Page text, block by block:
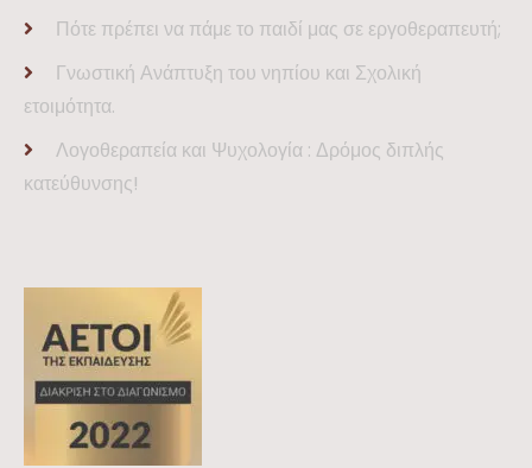
Πότε πρέπει να πάμε το παιδί μας σε εργοθεραπευτή;
Γνωστική Ανάπτυξη του νηπίου και Σχολική
ετοιμότητα.
Λογοθεραπεία και Ψυχολογία : Δρόμος διπλής
κατεύθυνσης!